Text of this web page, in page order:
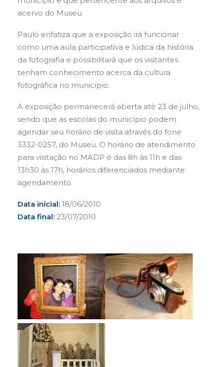
acervo do Museu.
Paulo enfatiza que a exposição irá funcionar
como uma aula participativa e lúdica da história
da fotografia e possibilitará que os visitantes
tenham conhecimento acerca da cultura
fotográfica no município.
A exposição permanecerá aberta até 23 de julho,
sendo que as escolas do município podem
agendar seu horário de visita através do fone
3332-0257, do Museu. O horário de atendimento
para visitação no MADP é das 8h às 11h e das
13h30 às 17h, horários diferenciados mediante
agendamento.
Data inicial: 18/06/2010
Data final: 23/07/2010